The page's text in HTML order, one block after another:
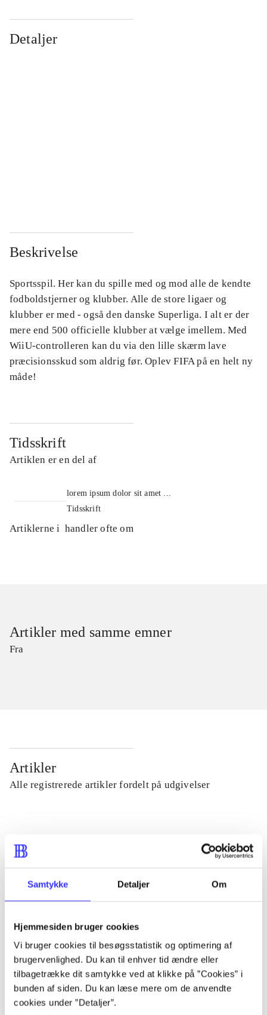
Samtykke Detaljer Om
Hjemmesiden bruger cookies
Vi bruger cookies til besøgsstatistik og optimering af
brugervenlighed. Du kan til enhver tid ændre eller
tilbagetrække dit samtykke ved at klikke på ”Cookies” i
bunden af siden. Du kan læse mere om de anvendte
cookies under ”Detaljer”.
Detaljer
Beskrivelse
Sportsspil. Her kan du spille med og mod alle de kendte
fodboldstjerner og klubber. Alle de store ligaer og
klubber er med - også den danske Superliga. I alt er der
mere end 500 officielle klubber at vælge imellem. Med
WiiU-controlleren kan du via den lille skærm lave
præcisionsskud som aldrig før. Oplev FIFA på en helt ny
måde!
Tidsskrift
Artiklen er en del af
lorem ipsum dolor sit amet ...
Tidsskrift
Artiklerne i handler ofte om
Artikler med samme emner
Fra
Artikler
Alle registrerede artikler fordelt på udgivelser
...
...